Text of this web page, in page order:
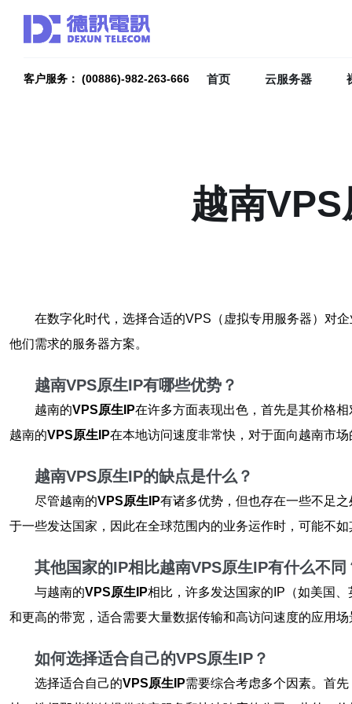
客户服务： (00886)-982-263-666 首页 云服务器
越南
在数字化时代，选择合适的VPS（虚拟专用服务器）对
他们需求的服务器方案。
越南VPS原生IP有哪些优势？
越南的VPS原生IP在许多方面表现出色，首先是其价格
越南的VPS原生IP在本地访问速度非常快，对于面向越南市
越南VPS原生IP的缺点是什么？
尽管越南的VPS原生IP有诸多优势，但也存在一些不足
于一些发达国家，因此在全球范围内的业务运作时，可能不
其他国家的IP相比越南VPS原生IP有什么不同
与越南的VPS原生IP相比，许多发达国家的IP（如美国
和更高的带宽，适合需要大量数据传输和高访问速度的应用场
如何选择适合自己的VPS原生IP？
选择适合自己的VPS原生IP需要综合考虑多个因素。首